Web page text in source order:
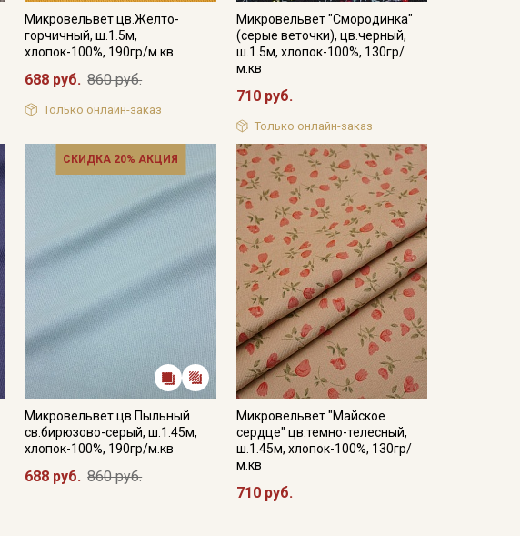
Микровельвет цв.Желто-
горчичный, ш.1.5м,
хлопок-100%, 190гр/м.кв
688 руб. 860 руб.
Только онлайн-заказ
Микровельвет "Смородинка"
(серые веточки), цв.черный,
ш.1.5м, хлопок-100%, 130гр/
м.кв
710 руб.
Только онлайн-заказ
СКИДКА 20% АКЦИЯ
Микровельвет цв.Пыльный
св.бирюзово-серый, ш.1.45м,
хлопок-100%, 190гр/м.кв
688 руб. 860 руб.
Микровельвет "Майское
сердце" цв.темно-телесный,
ш.1.45м, хлопок-100%, 130гр/
м.кв
710 руб.